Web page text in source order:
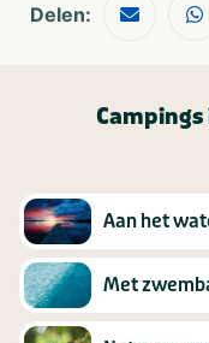
Delen:
Aan het
Met